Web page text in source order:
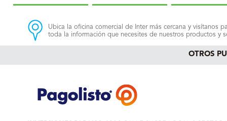
Ubica la oficina comercial de Inter más cercana y visítanos
toda la información que necesites de nuestros productos y
OTROS